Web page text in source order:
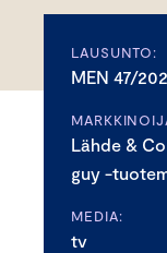
LAUSUNTO:
MEN 47/
Lähde &
guy -
MEDIA:
tv